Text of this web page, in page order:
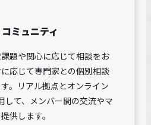
コミュニティ
題や関心に応じて相談をお
応じて専門家との個別相談
。リアル拠点とオンライン
して、メンバー間の交流やマ
供します。